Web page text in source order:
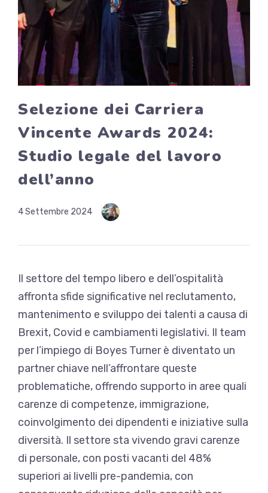
Selezione dei Carriera
Vincente Awards 2024:
Studio legale del lavoro
dell’anno
4 Settembre 2024
Il settore del tempo libero e dell’ospitalità
affronta sfide significative nel reclutamento,
mantenimento e sviluppo dei talenti a causa di
Brexit, Covid e cambiamenti legislativi. Il team
per l’impiego di Boyes Turner è diventato un
partner chiave nell’affrontare queste
problematiche, offrendo supporto in aree quali
carenze di competenze, immigrazione,
coinvolgimento dei dipendenti e iniziative sulla
diversità. Il settore sta vivendo gravi carenze
di personale, con posti vacanti del 48%
superiori ai livelli pre-pandemia, con